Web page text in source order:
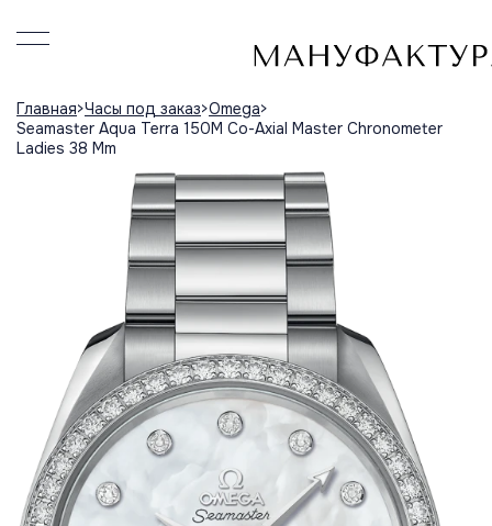
Главная Часы под заказ Omega
Seamaster Aqua Terra 150M Co-Axial Master Chronometer
Ladies 38 Mm